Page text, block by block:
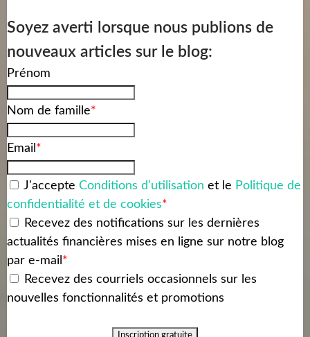
Soyez averti lorsque nous publions de
nouveaux articles sur le blog:
Prénom
Nom de famille*
Email *
J'accepte Conditions d'utilisation et le Politique de
confidentialité et de cookies*
Recevez des notifications sur les dernières
actualités financières mises en ligne sur notre blog
par e-mail *
Recevez des courriels occasionnels sur les
nouvelles fonctionnalités et promotions